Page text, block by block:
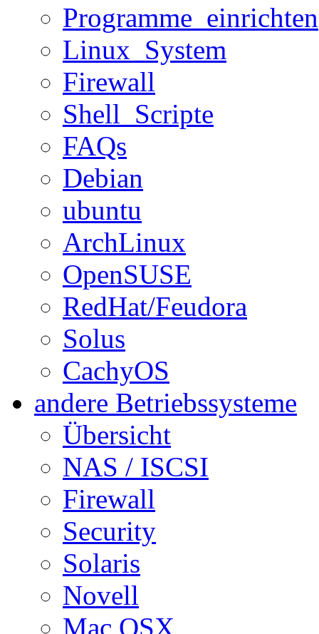
Programme_einrichten
Linux_System
Firewall
Shell_Scripte
FAQs
Debian
ubuntu
ArchLinux
OpenSUSE
RedHat/Feudora
Solus
CachyOS
andere Betriebssysteme
Übersicht
NAS / ISCSI
Firewall
Security
Solaris
Novell
Mac OSX